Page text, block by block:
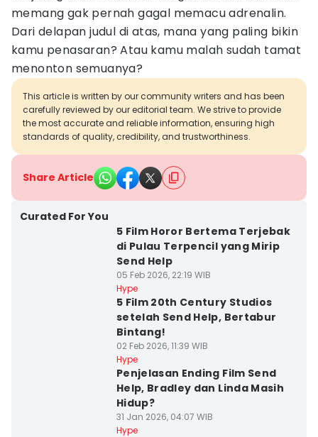
memang gak pernah gagal memacu adrenalin.
Dari delapan judul di atas, mana yang paling bikin
kamu penasaran? Atau kamu malah sudah tamat
menonton semuanya?
This article is written by our community writers and has been
carefully reviewed by our editorial team. We strive to provide
the most accurate and reliable information, ensuring high
standards of quality, credibility, and trustworthiness.
Share Article
Curated For You
5 Film Horor Bertema Terjebak
di Pulau Terpencil yang Mirip
Send Help
05 Feb 2026, 22:19 WIB
Hype
5 Film 20th Century Studios
setelah Send Help, Bertabur
Bintang!
02 Feb 2026, 11:39 WIB
Hype
Penjelasan Ending Film Send
Help, Bradley dan Linda Masih
Hidup?
31 Jan 2026, 04:07 WIB
Hype